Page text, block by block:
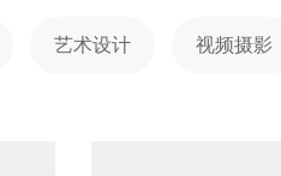
艺术设计 视频摄影